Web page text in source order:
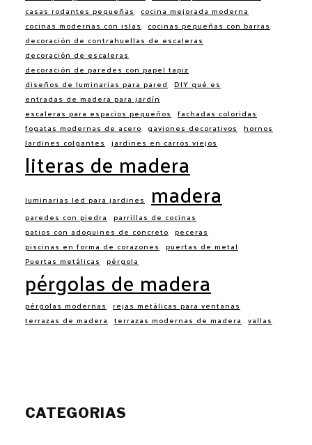
casas rodantes pequeñas
cocina mejorada moderna
cocinas modernas con islas
cocinas pequeñas con barras
decoración de contrahuellas de escaleras
decoración de escaleras
decoración de paredes con papel tapiz
diseños de luminarias para pared DIY qué es
entradas de madera para jardín
escaleras para espacios pequeños fachadas coloridas
fogatas modernas de acero gaviones decorativos hornos
Jardines colgantes jardines en carros viejos
literas de madera
luminarias led para jardines madera
paredes con piedra parrillas de cocinas
patios con adoquines de concreto peceras
piscinas en forma de corazones puertas de metal
Puertas metálicas pérgola
pérgolas de madera
pérgolas modernas rejas metálicas para ventanas
terrazas de madera terrazas modernas de madera vallas
CATEGORIAS